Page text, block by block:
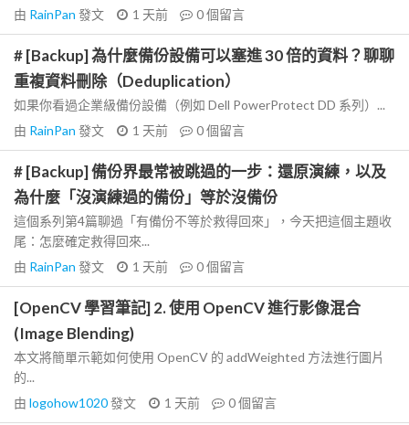
由 RainPan 發文 1 天前 0個留言
# [Backup] 為什麼備份設備可以塞進 30 倍的資料？聊聊
重複資料刪除（Deduplication）
如果你看過企業級備份設備（例如 Dell PowerProtect DD 系列）...
由 RainPan 發文 1 天前 0個留言
# [Backup] 備份界最常被跳過的一步：還原演練，以及
為什麼「沒演練過的備份」等於沒備份
這個系列第4篇聊過「有備份不等於救得回來」，今天把這個主題收
尾：怎麼確定救得回來...
由 RainPan 發文 1 天前 0個留言
[OpenCV 學習筆記] 2. 使用 OpenCV 進行影像混合
(Image Blending)
本文將簡單示範如何使用 OpenCV 的 addWeighted 方法進行圖片
的...
由 logohow1020發文 1 天前 0個留言